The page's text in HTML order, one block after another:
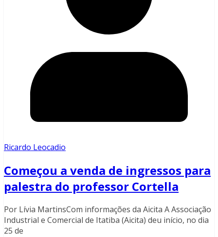
Ricardo Leocadio
Começou a venda de ingressos para
palestra do professor Cortella
Por Lívia MartinsCom informações da Aicita A Associação
Industrial e Comercial de Itatiba (Aicita) deu início, no dia
25 de